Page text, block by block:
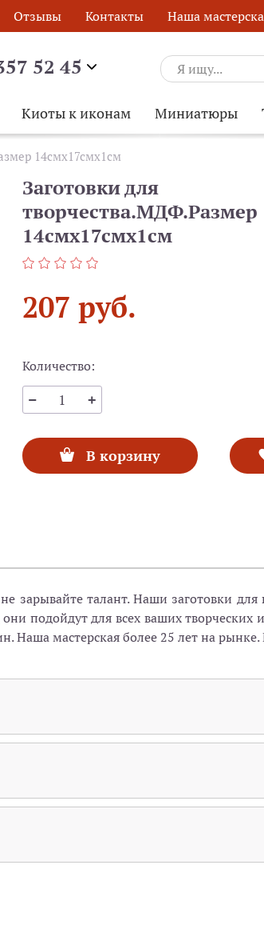
Отзывы Контакты Наша
52 45
Киоты к иконам Миниатюры
14смх17смх1см
Заготовки для
творчества.МДФ.Размер
14смх17смх1см
207 руб.
Количество:
В корзину
не зарывайте талант. Наши
подойдут для всех ваших
Наша мастерская более 25 лет на